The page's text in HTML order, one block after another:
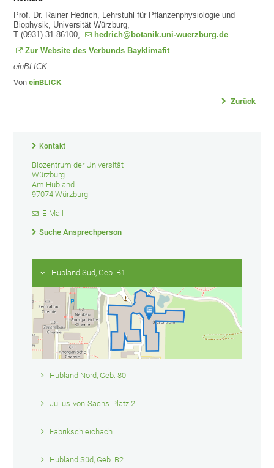
Prof. Dr. Rainer Hedrich, Lehrstuhl für Pflanzenphysiologie und
Biophysik, Universität Würzburg,
T (0931) 31-86100,
hedrich@botanik.uni-wuerzburg.de
Zur Website des Verbunds Bayklimafit
einBLICK
VoneinBLICK
Zurück
Kontakt
Biozentrum der Universität
Würzburg
Am Hubland
97074 Würzburg
E-Mail
Suche Ansprechperson
Hubland Süd, Geb. B1
Hubland Nord, Geb. 80
Julius-von-Sachs-Platz 2
Fabrikschleichach
Hubland Süd, Geb. B2